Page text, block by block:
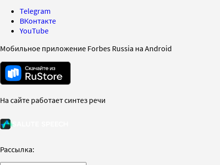
Telegram
ВКонтакте
YouTube
Мобильное приложение Forbes Russia на Android
На сайте работает синтез речи
Рассылка: